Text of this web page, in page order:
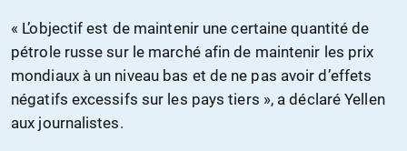
« L’objectif est de maintenir une certaine quantité de
pétrole russe sur le marché afin de maintenir les prix
mondiaux à un niveau bas et de ne pas avoir d’effets
négatifs excessifs sur les pays tiers », a déclaré Yellen
aux journalistes.